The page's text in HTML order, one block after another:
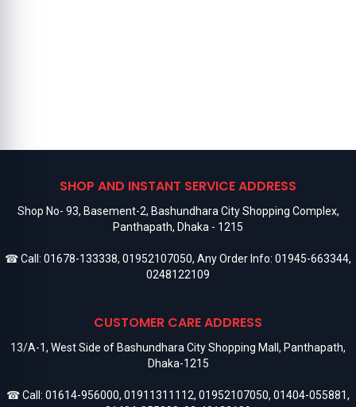
SHOP AND INSTANT SERVICE ADDRESS
Shop No- 93, Basement-2, Bashundhara City Shopping Complex,
Panthapath, Dhaka - 1215
☎ Call: 01678-133338, 01952107050, Any Order Info: 01945-663344,
0248122109
CUSTOMER CARE ADDRESS
13/A-1, West Side of Bashundhara City Shopping Mall, Panthapath,
Dhaka-1215
☎ Call: 01614-956000, 01911311112, 01952107050, 01404-055881,